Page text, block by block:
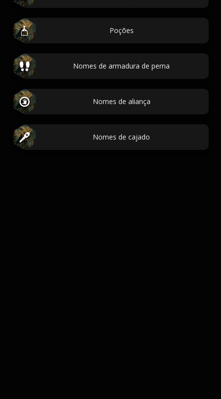
Poções
Nomes de armadura de perna
Nomes de aliança
Nomes de cajado